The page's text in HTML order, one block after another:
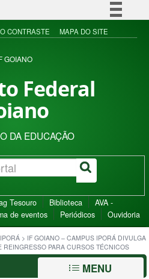
Simplifique!
Acesso à informação
CONTRASTE MAPA DO SITE
GOIANO
Federal
DA EDUCAÇÃO
Tesouro Biblioteca
AVA -
de eventos Periódicos Ouvidoria
> IF GOIANO – CAMPUS IPORÁ DIVULGA
REINGRESSO PARA CURSOS TÉCNICOS
MENU